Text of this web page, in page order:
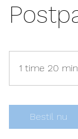
1 time 20 min
Bestil nu